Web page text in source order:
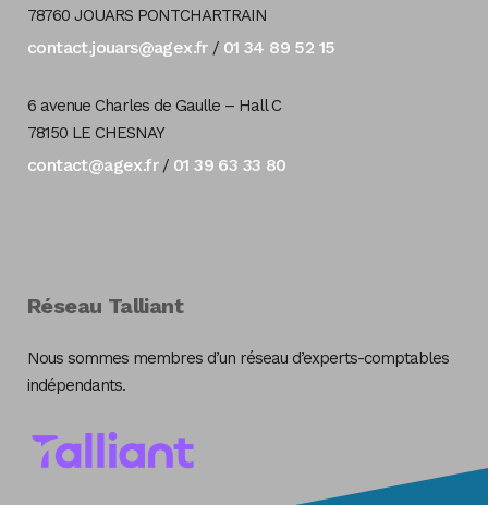
78760 JOUARS PONTCHARTRAIN
contact.jouars@agex.fr/ 01 34 89 52 15
6 avenue Charles de Gaulle – Hall C
78150 LE CHESNAY
contact@agex.fr/ 01 39 63 33 80
Réseau Talliant
Nous sommes membres d’un réseau d’experts-comptables
indépendants.